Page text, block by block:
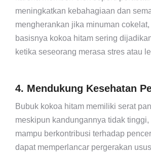
meningkatkan kebahagiaan dan
mengherankan jika minuman
basisnya kokoa hitam sering
ketika seseorang merasa stres atau
4. Mendukung Kesehatan
Bubuk kokoa hitam memiliki serat
meskipun kandungannya tidak tinggi,
mampu berkontribusi terhadap
dapat memperlancar pergerakan